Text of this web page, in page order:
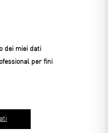
dei miei dati
per fini